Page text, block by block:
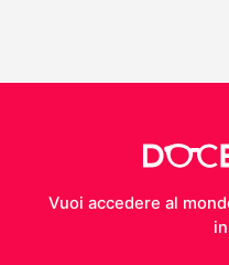
Vuoi accedere al